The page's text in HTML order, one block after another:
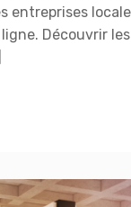
entreprises
Découvrir